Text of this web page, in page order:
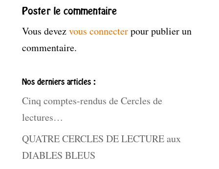
Poster le commentaire
Vous devezvous connecterpour publier un
commentaire.
Nos derniers articles :
Cinq comptes-rendus de Cercles de
lectures…
QUATRE CERCLES DE LECTURE aux
DIABLES BLEUS